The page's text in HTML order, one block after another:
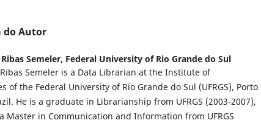
do Autor
Semeler, Federal University of Rio Grande do Sul
Semeler is a Data Librarian at the Institute of
of the Federal University of Rio Grande do Sul (UFRGS), Porto
He is a graduate in Librarianship from UFRGS (2003-2007),
Master in Communication and Information from UFRGS